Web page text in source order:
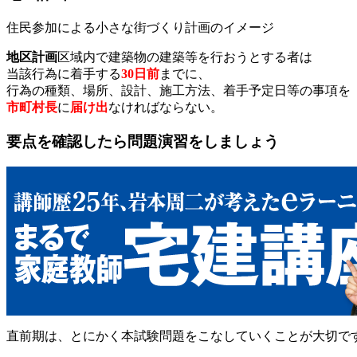
住民参加による小さな街づくり計画のイメージ
地区計画区域内で建築物の建築等を行おうとする者は
当該行為に着手する30日前までに、
行為の種類、場所、設計、施工方法、着手予定日等の事項を
市町村長に 届け出なければならない。
要点を確認したら問題演習をしましょう
直前期は、とにかく本試験問題をこなしていくことが大切で